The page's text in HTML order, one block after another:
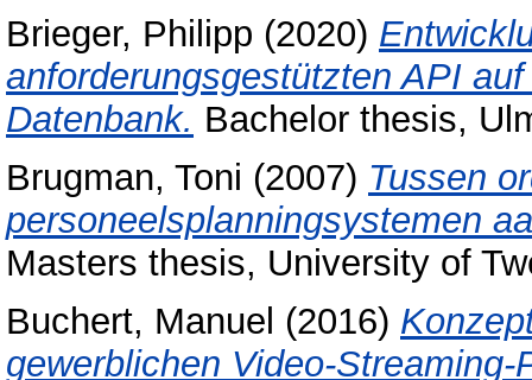
Brieger, Philipp (2020)
anforderungsgestützten API
Datenbank. Bachelor thesis,
Brugman, Toni (2007) Tussen
personeelsplanningsystemen
Masters thesis, University of
Buchert, Manuel (2016)
gewerblichen Video-